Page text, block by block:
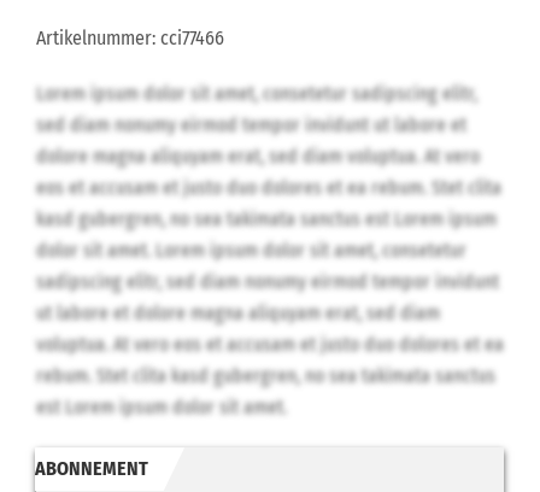
Artikelnummer: cci77466
Lorem ipsum dolor sit amet, consetetur sadipscing elitr,
sed diam nonumy eirmod tempor invidunt ut labore et
dolore magna aliquyam erat, sed diam voluptua. At vero
eos et accusam et justo duo dolores et ea rebum. Stet clita
kasd gubergren, no sea takimata sanctus est Lorem ipsum
dolor sit amet. Lorem ipsum dolor sit amet, consetetur
sadipscing elitr, sed diam nonumy eirmod tempor invidunt
ut labore et dolore magna aliquyam erat, sed diam
voluptua. At vero eos et accusam et justo duo dolores et ea
rebum. Stet clita kasd gubergren, no sea takimata sanctus
est Lorem ipsum dolor sit amet.
ABONNEMENT